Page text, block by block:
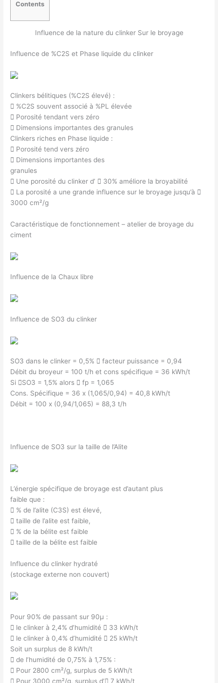
Contents
Influence de la nature du clinker Sur le broyage
Influence de %C2S et Phase liquide du clinker
Clinkers bélitiques (%C2S élevé) :
 %C2S souvent associé à %PL élevée
 Porosité tendant vers zéro
 Dimensions importantes des granules
Clinkers riches en Phase liquide :
 Porosité tend vers zéro
 Dimensions importantes des
granules
 Une porosité du clinker d’  30% améliore la broyabilité
 La porosité a une grande influence sur le broyage jusqu’à 
3000 cm²/g
Caractéristique de fonctionnement – atelier de broyage du
ciment
Influence de la Chaux libre
Influence de SO3 du clinker
SO3 dans le clinker = 0,5%  facteur puissance = 0,94
Débit du broyeur = 100 t/h et cons spécifique = 36 kWh/t
Si SO3 = 1,5% alors  fp = 1,065
Cons. Spécifique = 36 x (1,065/0,94) = 40,8 kWh/t
Débit = 100 x (0,94/1,065) = 88,3 t/h
Influence de SO3 sur la taille de l’Alite
L’énergie spécifique de broyage est d’autant plus
faible que :
 % de l’alite (C3S) est élevé,
 taille de l’alite est faible,
 % de la bélite est faible
 taille de la bélite est faible
Influence du clinker hydraté
(stockage externe non couvert)
Pour 90% de passant sur 90µ :
 le clinker à 2,4% d’humidité  33 kWh/t
 le clinker à 0,4% d’humidité  25 kWh/t
Soit un surplus de 8 kWh/t
 de l’humidité de 0,75% à 1,75% :
 Pour 2800 cm²/g, surplus de 5 kWh/t
 Pour 3000 cm²/g, surplus d’ 7 kWh/t